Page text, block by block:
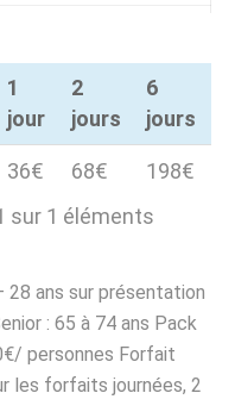
1
jour
2
jours
6
jours
1
2
6
36€ 68€
198€
sur 1 éléments
28 ans sur présentation
: 65 à 74 ans Pack
personnes Forfait
les forfaits journées, 2